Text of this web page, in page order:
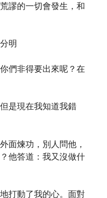
謬的一切會發生，和
明
們非得要出來呢？在
是現在我知道我錯
面煉功，別人問他，
他答道：我又沒做什
打動了我的心。面對